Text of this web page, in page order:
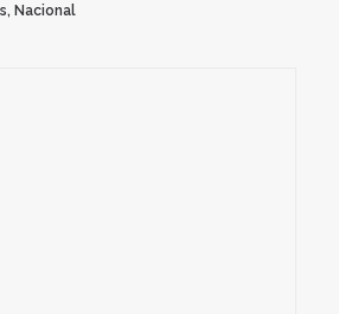
, Nacional